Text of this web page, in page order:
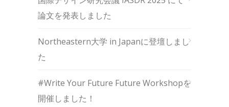
論文を発表しました
Northeastern大学 in Japanに登壇しまし
た
#Write Your Future Future Workshopを
開催しました！